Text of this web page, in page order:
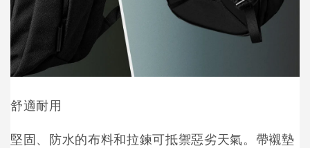
舒適耐用
堅固、防水的布料和拉鍊可抵禦惡劣天氣。帶襯墊